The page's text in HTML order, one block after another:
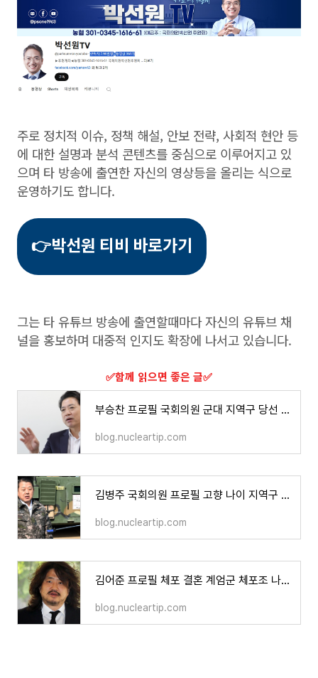
주로 정치적 이슈, 정책 해설, 안보 전략, 사회적 현안 등
에 대한 설명과 분석 콘텐츠를 중심으로 이루어지고 있
으며 타 방송에 출연한 자신의 영상등을 올리는 식으로
운영하기도 합니다.
👉박선원 티비 바로가기
그는 타 유튜브 방송에 출연할때마다 자신의 유튜브 채
널을 홍보하며 대중적 인지도 확장에 나서고 있습니다.
​✅함께 읽으면 좋은 글​✅
부승찬 프로필 국회의원 군대 지역구 당선 대변인 학력 고향 재산
blog.nucleartip.com
김병주 국회의원 프로필 고향 나이 지역구 예비역 육군 대장 총 정리
blog.nucleartip.com
김어준 프로필 체포 결혼 계엄군 체포조 나이 학력 고향 가족
blog.nucleartip.com